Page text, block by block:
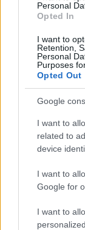
Personal
Opted In
I want to
Retention,
Personal
Purposes
Opted Out
Google
I want to
related to
device
I want to
Google for
I want to
Φωτιά στον
Αττικής:
για
Στυλιανού
Διακοπή